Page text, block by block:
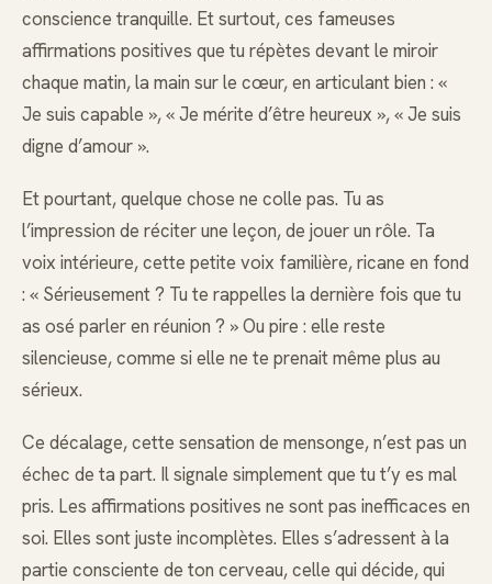
conscience tranquille. Et surtout, ces fameuses
affirmations positives que tu répètes devant le miroir
chaque matin, la main sur le cœur, en articulant bien : «
Je suis capable », « Je mérite d’être heureux », « Je suis
digne d’amour ».
Et pourtant, quelque chose ne colle pas. Tu as
l’impression de réciter une leçon, de jouer un rôle. Ta
voix intérieure, cette petite voix familière, ricane en fond
: « Sérieusement ? Tu te rappelles la dernière fois que tu
as osé parler en réunion ? » Ou pire : elle reste
silencieuse, comme si elle ne te prenait même plus au
sérieux.
Ce décalage, cette sensation de mensonge, n’est pas un
échec de ta part. Il signale simplement que tu t’y es mal
pris. Les affirmations positives ne sont pas inefficaces en
soi. Elles sont juste incomplètes. Elles s’adressent à la
partie consciente de ton cerveau, celle qui décide, qui